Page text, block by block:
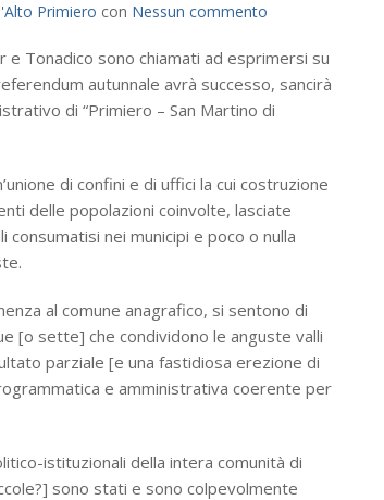
Primiero con Nessun commento
e Tonadico sono chiamati ad esprimersi su
autunnale avrà successo, sancirà
di “Primiero – San Martino di
di confini e di uffici la cui costruzione
delle popolazioni coinvolte, lasciate
nei municipi e poco o nulla
al comune anagrafico, si sentono di
[o sette] che condividono le anguste valli
parziale [e una fastidiosa erezione di
e amministrativa coerente per
istituzionali della intera comunità di
sono stati e sono colpevolmente